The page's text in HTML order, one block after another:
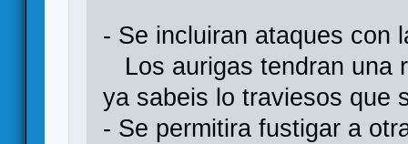
- Se incluiran ataques con
Los aurigas tendran una
ya sabeis lo traviesos
- Se permitira fustigar a